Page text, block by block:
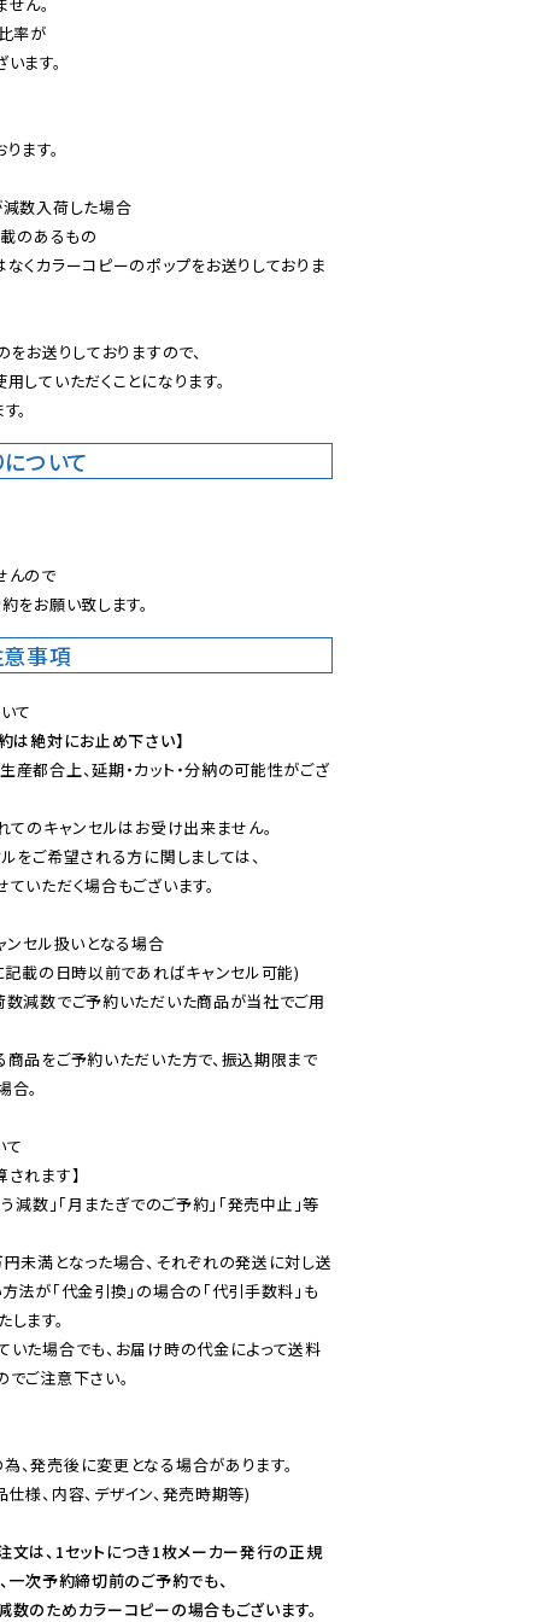
率が
ます。
ます。
減数入荷した場合
のあるもの
くカラーコピーのポップをお送りしておりま
お送りしておりますので、
していただくことになります。
。
ついて
んので
をお願い致します。
事項
は絶対にお止め下さい】
都合上、延期・カット・分納の可能性がござ
てのキャンセルはお受け出来ません。
をご希望される方に関しましては、
いただく場合もございます。
セル扱いとなる場合
載の日時以前であればキャンセル可能)
数減数でご予約いただいた商品が当社でご用
品をご予約いただいた方で、振込期限まで
。
て
れます】
減数」「月またぎでのご予約」「発売中止」等
未満となった場合、それぞれの発送に対し送
法が「代金引換」の場合の「代引手数料」も
た場合でも、お届け時の代金によって送料
ご注意下さい。
発売後に変更となる場合があります。
、内容、デザイン、発売時期等)
は、1セットにつき1枚メーカー発行の正規
一次予約締切前のご予約でも、
のためカラーコピーの場合もございます。